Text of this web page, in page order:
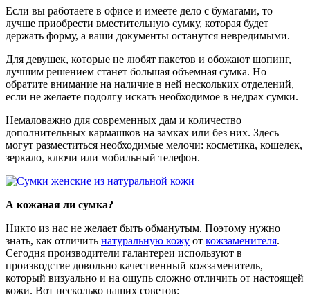
Если вы работаете в офисе и имеете дело с бумагами, то
лучше приобрести вместительную сумку, которая будет
держать форму, а ваши документы останутся невредимыми.
Для девушек, которые не любят пакетов и обожают шопинг,
лучшим решением станет большая объемная сумка. Но
обратите внимание на наличие в ней нескольких отделений,
если не желаете подолгу искать необходимое в недрах сумки.
Немаловажно для современных дам и количество
дополнительных кармашков на замках или без них. Здесь
могут разместиться необходимые мелочи: косметика, кошелек,
зеркало, ключи или мобильный телефон.
А кожаная ли сумка?
Никто из нас не желает быть обманутым. Поэтому нужно
знать, как отличить натуральную кожу от кожзаменителя.
Сегодня производители галантереи используют в
производстве довольно качественный кожзаменитель,
который визуально и на ощупь сложно отличить от настоящей
кожи. Вот несколько наших советов: